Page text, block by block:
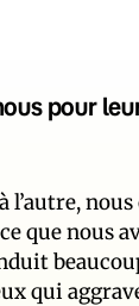
pour
l’autre,
que nous
qui